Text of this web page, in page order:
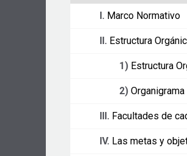
I. Marco Normativo
II. Estructura
1) Estructura
2) Organigrama
III. Facultades de
IV. Las metas y